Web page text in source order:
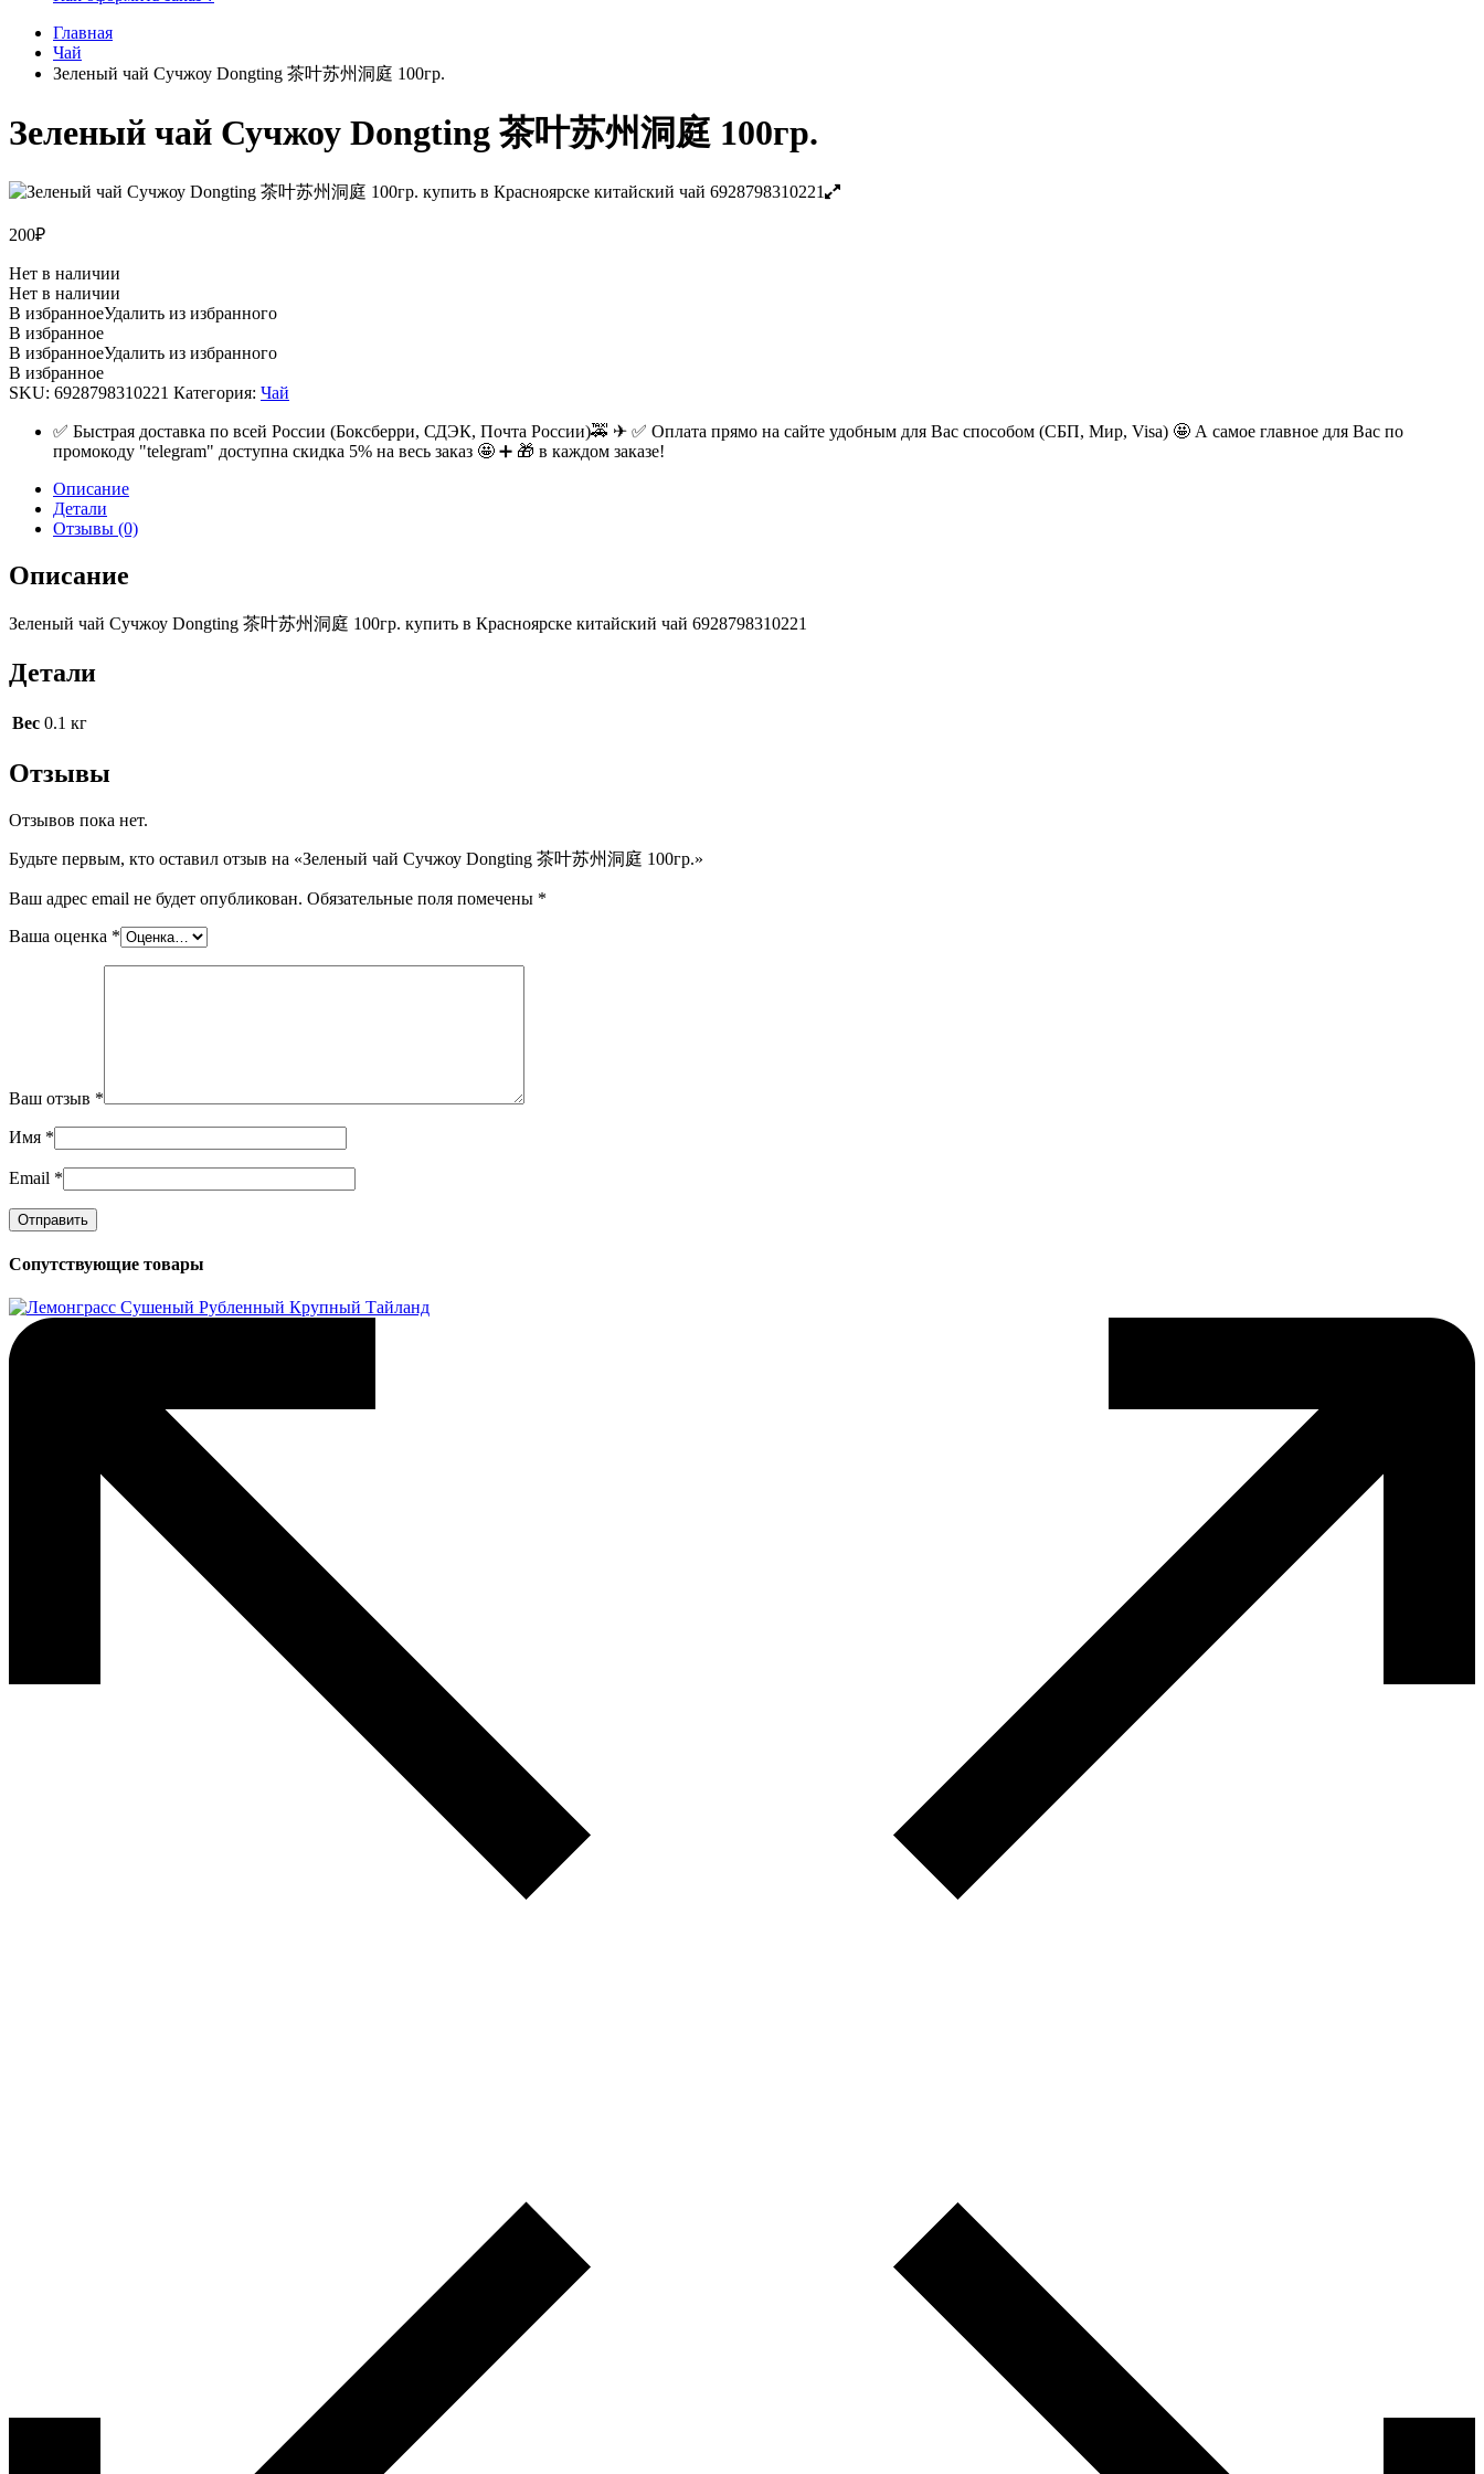
Главная
Чай
Зеленый чай Сучжоу Dongting 茶叶苏州洞庭 100гр.
Зеленый чай Сучжоу Dongting 茶叶苏州洞庭 100гр.
200₽
Нет в наличии
Нет в наличии
В избранноеУдалить из избранного
В избранное
В избранноеУдалить из избранного
В избранное
SKU: 6928798310221 Категория: Чай
✅ Быстрая доставка по всей России (Боксберри, СДЭК, Почта России)🚕 ✈ ✅ Оплата прямо на сайте удобным для Вас способом (СБП, Мир, Visa) 🤩 А самое главное для Вас по
промокоду "telegram" доступна скидка 5% на весь заказ 🤩 ➕ 🎁 в каждом заказе!
Описание
Детали
Отзывы (0)
Описание
Зеленый чай Сучжоу Dongting 茶叶苏州洞庭 100гр. купить в Красноярске китайский чай 6928798310221
Детали
Вес 0.1 кг
Отзывы
Отзывов пока нет.
Будьте первым, кто оставил отзыв на «Зеленый чай Сучжоу Dongting 茶叶苏州洞庭 100гр.»
Ваш адрес email не будет опубликован. Обязательные поля помечены *
Ваша оценка *
Ваш отзыв *
Имя *
Email *
Сопутствующие товары